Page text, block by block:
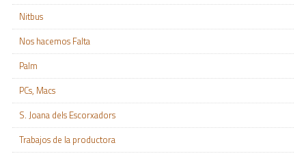
Nitbus
Nos hacemos Falta
Palm
PCs, Macs
S. Joana dels Escorxadors
Trabajos de la productora